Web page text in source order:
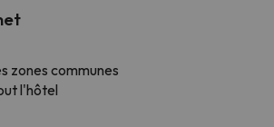
zones communes
l'hôtel